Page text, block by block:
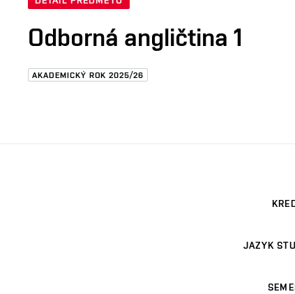
Odborná angličtina 1
AKADEMICKÝ ROK 2025/26
JAZYK